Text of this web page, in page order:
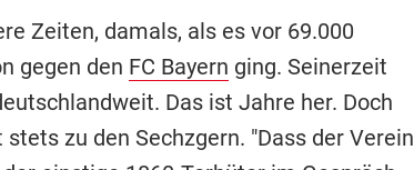
Zeiten, damals, als es vor 69.000
gegen den FC Bayern ging. Seinerzeit
Das ist Jahre her. Doch
zu den Sechzgern. "Dass der Verein